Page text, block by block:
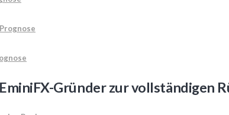
basierte auf gefälschten
ihrer Investitionen, während in Realität
die verfügbaren Mittel überstieg.
Gründer zur vollständigen